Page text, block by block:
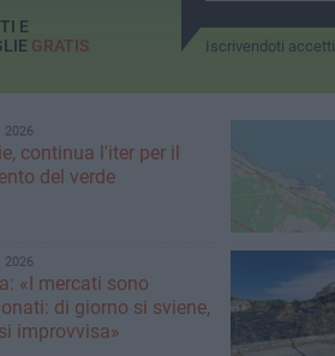
Iscrivendoti
E
GRATIS
2026
continua l'iter per il
del verde
2026
«I mercati sono
di giorno si sviene,
improvvisa»